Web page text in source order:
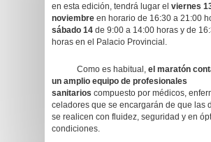
en esta edición, tendrá lugar el viernes
noviembre en horario de 16:30 a 21:00
sábado 14 de 9:00 a 14:00 horas y de
horas en el Palacio Provincial.
Como es habitual, el maratón
un amplio equipo de profesionales
sanitarios compuesto por médicos,
celadores que se encargarán de que las
se realicen con fluidez, seguridad y en
condiciones.